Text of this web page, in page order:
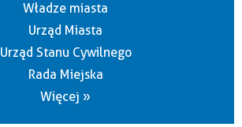
Władze miasta
Urząd Miasta
Urząd Stanu Cywilnego
Rada Miejska
Więcej »